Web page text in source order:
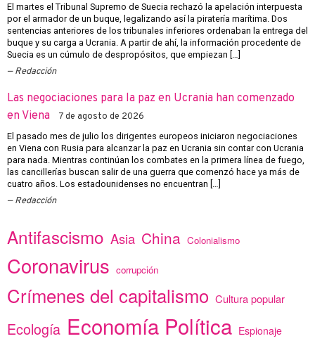
El martes el Tribunal Supremo de Suecia rechazó la apelación interpuesta
por el armador de un buque, legalizando así la piratería marítima. Dos
sentencias anteriores de los tribunales inferiores ordenaban la entrega del
buque y su carga a Ucrania. A partir de ahí, la información procedente de
Suecia es un cúmulo de despropósitos, que empiezan […]
Redacción
Las negociaciones para la paz en Ucrania han comenzado
en Viena
7 de agosto de 2026
El pasado mes de julio los dirigentes europeos iniciaron negociaciones
en Viena con Rusia para alcanzar la paz en Ucrania sin contar con Ucrania
para nada. Mientras continúan los combates en la primera línea de fuego,
las cancillerías buscan salir de una guerra que comenzó hace ya más de
cuatro años. Los estadounidenses no encuentran […]
Redacción
Antifascismo Asia China Colonialismo
Coronavirus corrupción
Crímenes del capitalismo Cultura popular
Ecología Economía Política Espionaje